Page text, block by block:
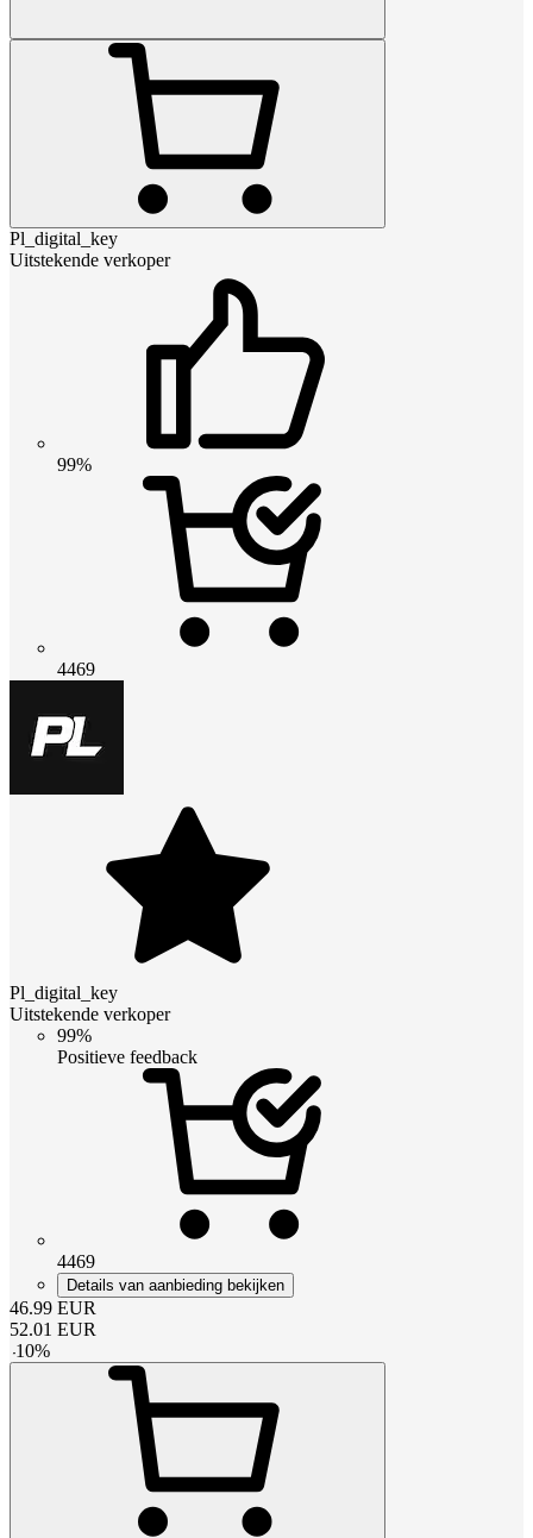
Pl_digital_key
Uitstekende verkoper
99%
4469
Pl_digital_key
Uitstekende verkoper
99%
Positieve feedback
4469
Details van aanbieding bekijken
46.99 EUR
52.01 EUR
-10%